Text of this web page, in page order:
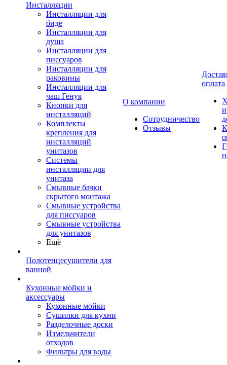
Инсталляции
Инсталляции для
биде
Инсталляции для
душа
Инсталляции для
писсуаров
Инсталляции для
раковины
Инсталляции для
чаш Генуя
Кнопки для
инсталляций
Комплекты
крепления для
инсталляций
унитазов
Системы
инсталляции для
унитаза
Смывные бачки
скрытого монтажа
Смывные устройства
для писсуаров
Смывные устройства
для унитазов
Ещё
Полотенцесушители для
ванной
Кухонные мойки и
аксессуары
Кухонные мойки
Сушилки для кухни
Разделочные доски
Измельчители
отходов
Фильтры для воды
О компании
Сотрудничество
Отзывы
оплата
и